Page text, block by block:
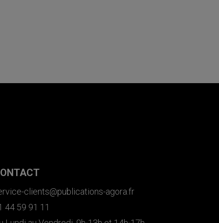
clients@publications-agora.fr
44 59 91 11